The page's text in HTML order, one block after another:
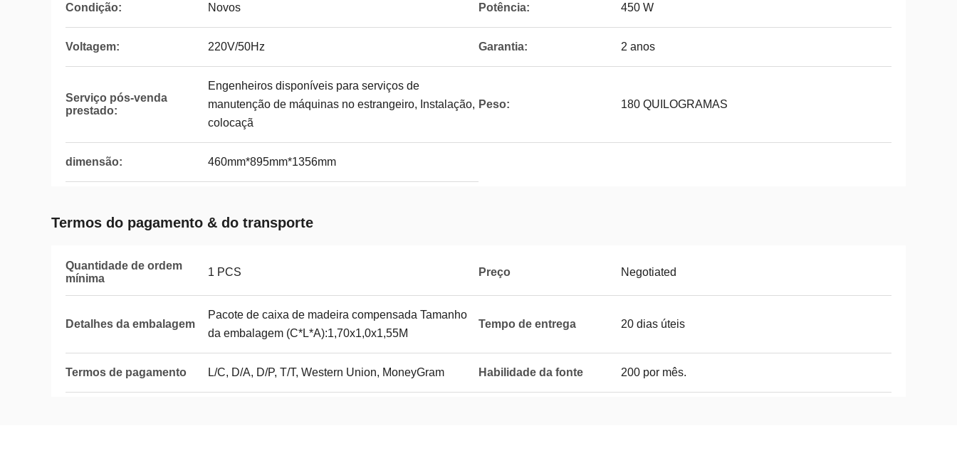
Condição: Novos Potência: 450 W
Voltagem: 220V/50Hz Garantia: 2 anos
Serviço pós-venda
prestado:
Engenheiros disponíveis para serviços de
manutenção de máquinas no estrangeiro, Instalação,
colocaçã
Peso: 180 QUILOGRAMAS
dimensão: 460mm*895mm*1356mm
Termos do pagamento & do transporte
Quantidade de ordem
mínima
1 PCS Preço Negotiated
Detalhes da embalagem
Pacote de caixa de madeira compensada Tamanho
da embalagem (C*L*A):1,70x1,0x1,55M
Tempo de entrega 20 dias úteis
Termos de pagamento L/C, D/A, D/P, T/T, Western Union, MoneyGram Habilidade da fonte 200 por mês.